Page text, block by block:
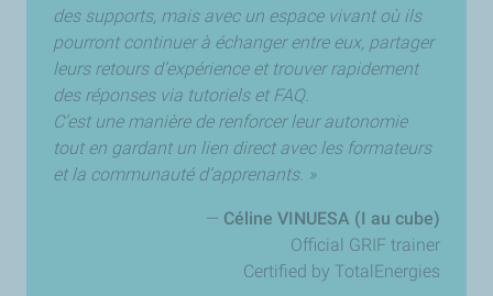
des supports, mais avec un espace vivant où ils
pourront continuer à échanger entre eux, partager
leurs retours d’expérience et trouver rapidement
des réponses via tutoriels et FAQ.
C’est une manière de renforcer leur autonomie
tout en gardant un lien direct avec les formateurs
et la communauté d’apprenants. »
— Céline VINUESA (I au cube)
Official GRIF trainer
Certified by TotalEnergies